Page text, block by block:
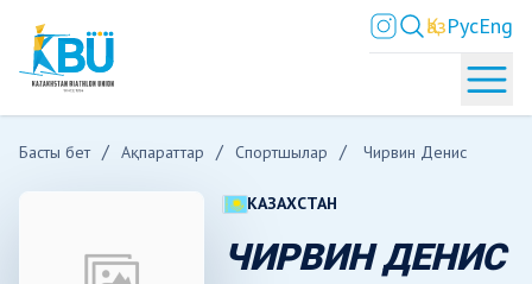
ҚазРусEng
Басты бет Ақпараттар Спортшылар Чирвин Денис
КАЗАХСТАН
ЧИРВИН ДЕНИС